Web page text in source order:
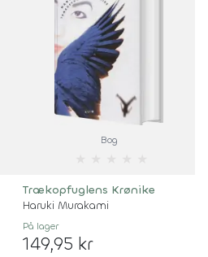
Bog
Trækopfuglens Krønike
Haruki Murakami
På lager
149,95 kr